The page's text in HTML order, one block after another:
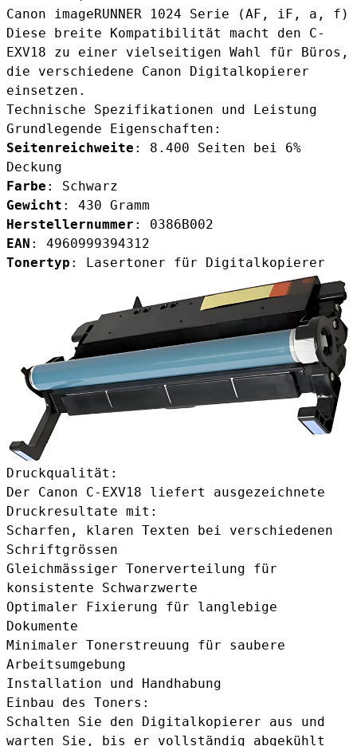
Canon imageRUNNER 1024 Serie (AF, iF, a, f)
Diese breite Kompatibilität macht den C-
EXV18 zu einer vielseitigen Wahl für Büros,
die verschiedene Canon Digitalkopierer
einsetzen.
Technische Spezifikationen und Leistung
Grundlegende Eigenschaften:
Seitenreichweite : 8.400 Seiten bei 6%
Deckung
Farbe : Schwarz
Gewicht : 430 Gramm
Herstellernummer : 0386B002
EAN : 4960999394312
Tonertyp : Lasertoner für Digitalkopierer
Druckqualität:
Der Canon C-EXV18 liefert ausgezeichnete
Druckresultate mit:
Scharfen, klaren Texten bei verschiedenen
Schriftgrössen
Gleichmässiger Tonerverteilung für
konsistente Schwarzwerte
Optimaler Fixierung für langlebige
Dokumente
Minimaler Tonerstreuung für saubere
Arbeitsumgebung
Installation und Handhabung
Einbau des Toners:
Schalten Sie den Digitalkopierer aus und
warten Sie, bis er vollständig abgekühlt